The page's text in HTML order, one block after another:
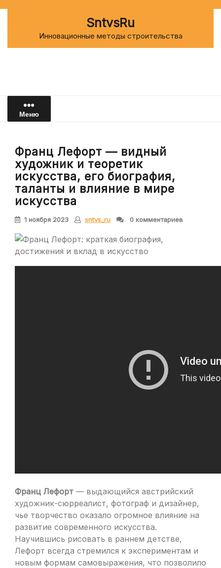
SntvsRu
Инновационные методы строительства
Меню
Франц Лефорт — видный
художник и теоретик
искусства, его биография,
таланты и влияние в мире
искусства
1 ноября 2023 sntvs_ru 0 комментариев
Франц Лефорт — выдающийся австрийский
художник-сюрреалист, фотограф и дизайнер,
чье творчество оказало огромное влияние на
развитие современного искусства.
Научившись рисовать в раннем детстве,
Лефорт всегда стремился к экспериментам и
новым формам самовыражения, что позволило